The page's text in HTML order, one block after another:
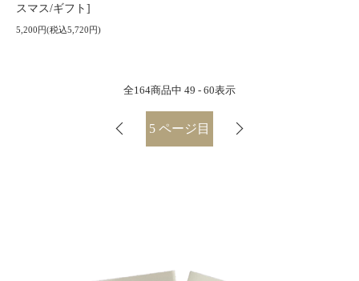
スマス/ギフト]
5,200円(税込5,720円)
全164商品中 49 - 60表示
5 ページ目